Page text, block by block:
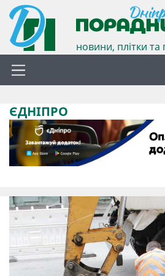
новини, плітки та
ЄДНІПРО